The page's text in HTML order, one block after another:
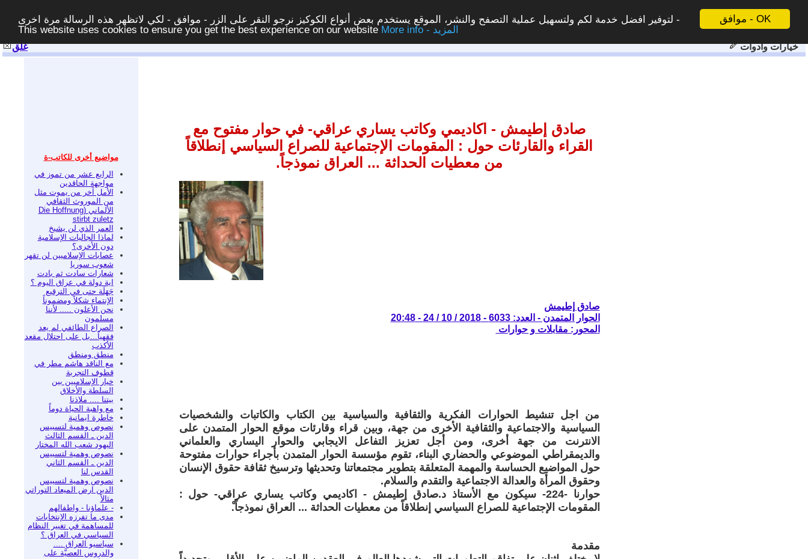
موافق - OK
لتوفير افضل خدمة لكم ولتسهيل عملية التصفح والنشر، الموقع يستخدم بعض أنواع الكوكيز نرجو النقر على الزر - موافق - لكي لاتظهر هذه الرسالة مرة اخرى -
This website uses cookies to ensure you get the best experience on our website
More info - المزيد
غلق خيارات وادوات
مواضيع أخرى للكاتب-ة
الرابع عشر من تموز في
مواجهة الحاقدين
الأمل آخر من يموت مثل
من الموروث الثقافي
الألماني (Die Hoffnung
stirbt zuletz
العمر الذي لن يشيخ
لماذا الجاليات الإسلامية
دون الأخرى؟
عصابات الإسلاميين لن تقهر
شعوب سوريا
شعارات سادت ثم بادت
اية دولة في عراق اليوم ؟
جَهَلَة حتى في الترقيع
الإنتماء شكلاً ومضموناً
نحن الأعلون ..... لأننا
مسلمون
الصراع الطائفي لم يعد
فقهياً...بل على احتلال مقعد
الأكذب
منطق ومنطق
مع الناقد هاشم مطر في
قطوف التجربة
خيار الإسلاميين بين
السلطة والأخلاق
بيتنا .... ملاذنا
مع واهبة الحياة دوماً
خاطرة ايمانية
نصوص وهمية لتسييس
الدين ـ القسم الثالث
اليهود شعب الله المختار
نصوص وهمية لتسييس
الدين ـ القسم الثاني
القدس لنا
نصوص وهمية لتسييس
الدين ارض الميعاد التوراتي
مثالاً
- علماؤنا - واطفالهم
مدى ما تفرزه الإنتخابات
للمساهمة في تغيير النظام
السياسي في العراق ؟
سياسيو العراق ....
والدروس العصيَّة على
صادق إطيمش - اكاديمي وكاتب يساري عراقي- في حوار مفتوح مع
القراء والقارئات حول : المقومات الإجتماعية للصراع السياسي إنطلاقاً
من معطيات الحداثة ... العراق نموذجاً.
صادق إطيمش
الحوار المتمدن - العدد: 6033 - 2018 / 10 / 24 - 20:48
المحور: مقابلات و حوارات
من اجل تنشيط الحوارات الفكرية والثقافية والسياسية بين الكتاب والكاتبات والشخصيات
السياسية والاجتماعية والثقافية الأخرى من جهة، وبين قراء وقارئات موقع الحوار المتمدن على
الانترنت من جهة أخرى، ومن أجل تعزيز التفاعل الايجابي والحوار اليساري والعلماني
والديمقراطي الموضوعي والحضاري البناء، تقوم مؤسسة الحوار المتمدن بأجراء حوارات مفتوحة
حول المواضيع الحساسة والمهمة المتعلقة بتطوير مجتمعاتنا وتحديثها وترسيخ ثقافة حقوق الإنسان
وحقوق المرأة والعدالة الاجتماعية والتقدم والسلام.
حوارنا -224- سيكون مع الأستاذ د.صادق إطيمش - اكاديمي وكاتب يساري عراقي- حول :
المقومات الإجتماعية للصراع السياسي إنطلاقاً من معطيات الحداثة ... العراق نموذجاً.ْ
مقدمة